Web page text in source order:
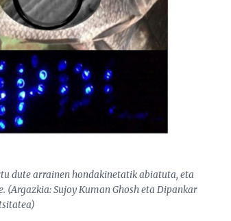
dute arrainen hondakinetatik abiatuta, eta
Sujoy Kuman Ghosh eta Dipankar